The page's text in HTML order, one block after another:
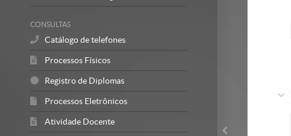
CONSULTAS
Catálogo de telefones
Processos Físicos
Registro de Diplomas
Processos Eletrônicos
Atividade Docente